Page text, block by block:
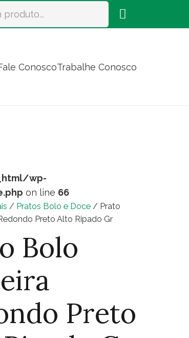
ConoscoTrabalhe Conosco
wp-
on line 66
/ Pratos Bolo e Doce/ Prato
Preto Alto Ripado Gr
Bolo
Preto